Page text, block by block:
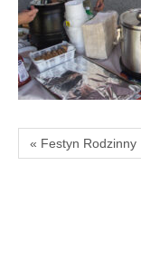
« Festyn Rodzinny